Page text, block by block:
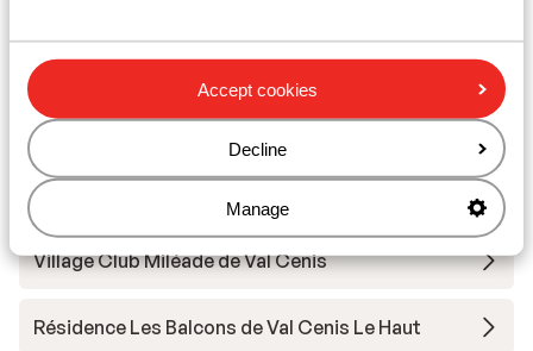
Accept cookies
Decline
Manage
Résidence Les Balcons de Val Cenis Village
Résidence Les Chalets de Flambeau
Résidence Les Chalets de Flambeau - Special
Village Club Miléade de Val Cenis
Résidence Les Balcons de Val Cenis Le Haut